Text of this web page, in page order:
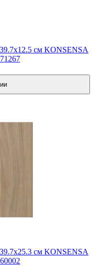
см KONSENSA
см KONSENSA